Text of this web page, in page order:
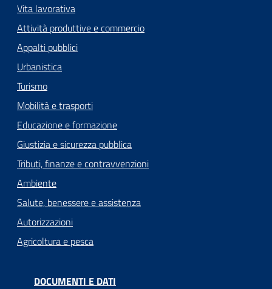
Vita lavorativa
Attività produttive e commercio
Appalti pubblici
Urbanistica
Turismo
Mobilità e trasporti
Educazione e formazione
Giustizia e sicurezza pubblica
Tributi, finanze e contravvenzioni
Ambiente
Salute, benessere e assistenza
Autorizzazioni
Agricoltura e pesca
DOCUMENTI E DATI